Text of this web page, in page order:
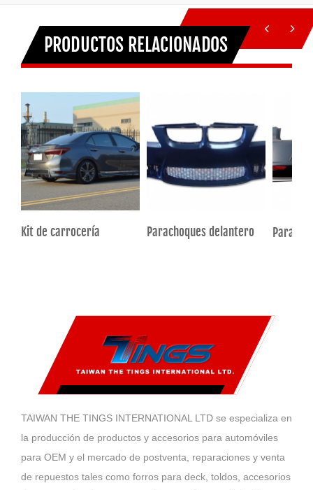
PRODUCTOS RELACIONADOS
Kit de carrocería Parachoques delantero
TAIWAN THE TINGS INTERNATIONAL LTD se especializa en
la producción de productos y accesorios para automóviles
para OEM y el mercado de postventa, reparaciones y venta
de repuestos tales como forros para deck, toldos, accesorios